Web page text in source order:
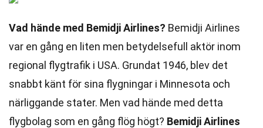
Vad hände med Bemidji Airlines? Bemidji Airlines
var en gång en liten men betydelsefull aktör inom
regional flygtrafik i USA. Grundat 1946, blev det
snabbt känt för sina flygningar i Minnesota och
närliggande stater. Men vad hände med detta
flygbolag som en gång flög högt? Bemidji Airlines